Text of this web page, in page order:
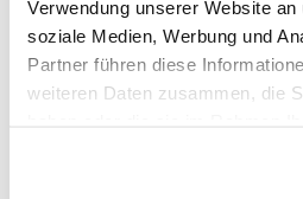
Verwendung unserer Website
soziale Medien, Werbung und
Partner führen diese
weiteren Daten zusammen, die